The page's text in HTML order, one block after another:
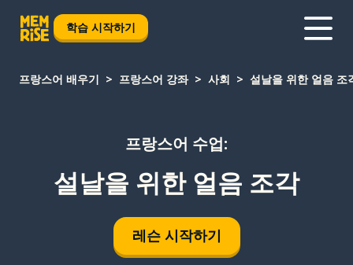
학습 시작하기
프랑스어 배우기 프랑스어 강좌 사회 설날을 위한 얼음 조
프랑스어 수업:
설날을 위한 얼음 조각
레슨 시작하기